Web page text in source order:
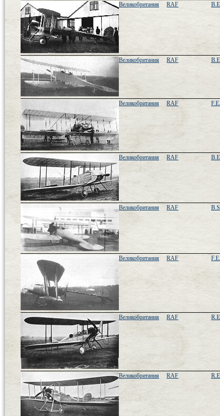
Великобритания RAF
Великобритания RAF
Великобритания RAF
Великобритания RAF
Великобритания RAF
Великобритания RAF
Великобритания RAF
Великобритания RAF